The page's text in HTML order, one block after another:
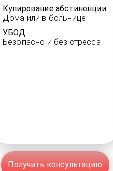
Купирование абстиненции
Дома или в больнице
УБОД
Безопасно и без стресса
Получить консультацию